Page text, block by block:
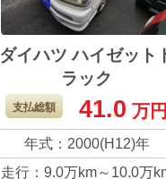
ダイハツ ハイゼット
ラック
ジャンボ
ダイハツハイゼッ
トラックです。 ジ
ンボなのでリクラ
支払総額 41.0 万
年式：2000(H12)年
走行：9.0万km～10.0万